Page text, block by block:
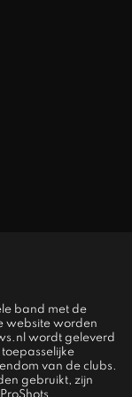
band met de
website worden
wordt geleverd
van de clubs.
gebruikt, zijn